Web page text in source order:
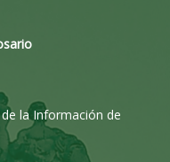
la Información de